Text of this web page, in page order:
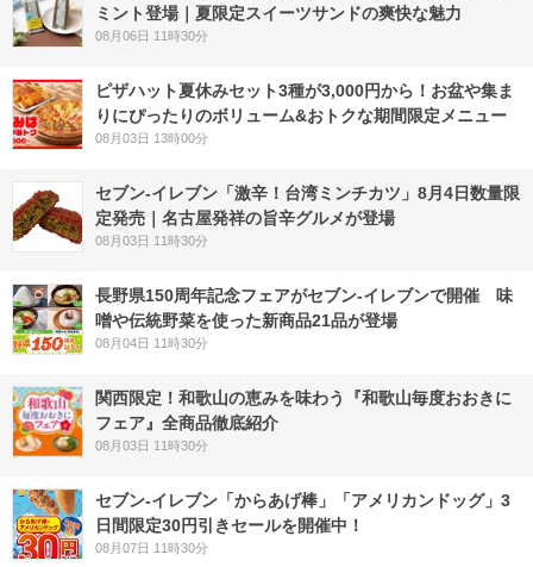
ミント登場｜夏限定スイーツサンドの爽快な魅力
08月06日 11時30分
ピザハット夏休みセット3種が3,000円から！お盆や集ま
りにぴったりのボリューム&おトクな期間限定メニュー
08月03日 13時00分
セブン-イレブン「激辛！台湾ミンチカツ」8月4日数量限
定発売｜名古屋発祥の旨辛グルメが登場
08月03日 11時30分
長野県150周年記念フェアがセブン-イレブンで開催 味
噌や伝統野菜を使った新商品21品が登場
08月04日 11時30分
関西限定！和歌山の恵みを味わう『和歌山毎度おおきに
フェア』全商品徹底紹介
08月03日 11時30分
セブン‐イレブン「からあげ棒」「アメリカンドッグ」3
日間限定30円引きセールを開催中！
08月07日 11時30分